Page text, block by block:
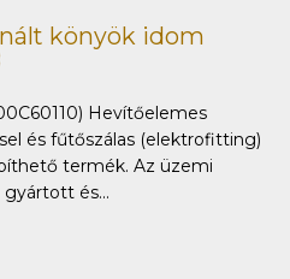
könyök idom
Hevítőelemes
és fűtőszálas (elektrofitting)
termék. Az üzemi
és...